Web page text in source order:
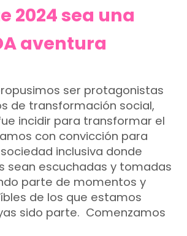
2024 sea una
aventura
ser protagonistas
de transformación social,
incidir para transformar el
con convicción para
inclusiva donde
sean escuchadas y tomadas
parte de momentos y
de los que estamos
sido parte. Comenzamos